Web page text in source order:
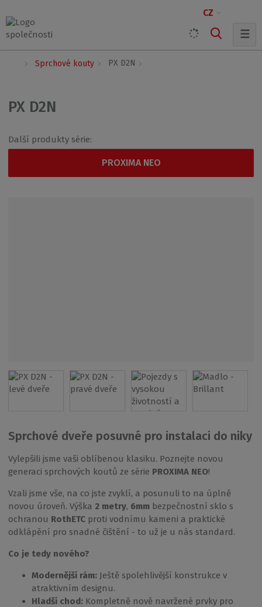
CZ
☰
Ú
n
t
r
Sprchové kouty PX D2N
PX D2N
Další produkty série:
PROXIMA NEO
Sprchové dveře posuvné pro instalaci do niky
Vylepšili jsme vaši oblíbenou klasiku. Poznejte novou
generaci sprchových koutů ze série PROXIMA NEO!
Vzali jsme vše, na co jste zvyklí, a posunuli to na úplně
novou úroveň. Výška 2 metry, 6mm bezpečnostní sklo s
ochranou RothETC proti vodnímu kameni a praktické
odklápění pro snadné čištění - to už je u nás standard.
Co je tedy nového?
Modernější rám: Ještě spolehlivější konstrukce v
atraktivním designu.
Hladší chod: Kompletně nově navržené prvky pro